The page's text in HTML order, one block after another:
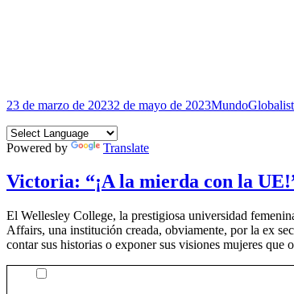
Publicado
23 de marzo de 20232 de mayo de 2023Categorías
MundoEtiquetas
Powered by Translate
Victoria: “¡A la mierda con la
El Wellesley College, la prestigiosa universidad
Affairs, una institución creada, obviamente, por la ex
contar sus historias o exponer sus visiones mujeres que